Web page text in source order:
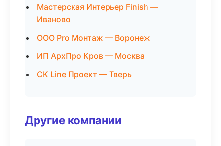
Мастерская Интерьер Finish —
Иваново
ООО Pro Монтаж — Воронеж
ИП АрхПро Кров — Москва
СК Line Проект — Тверь
Другие компании